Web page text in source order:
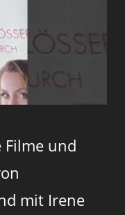
und
mit Irene